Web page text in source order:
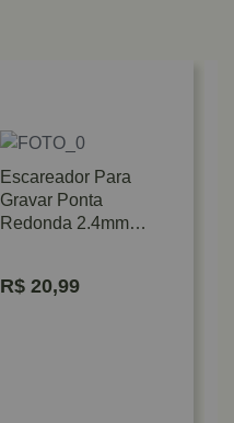
Escareador Para
Gravar Ponta
Redonda 2.4mm
R$ 20,99